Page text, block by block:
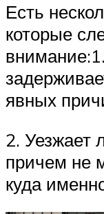
Есть
которые
явных
2. Уезжает
причем не
куда